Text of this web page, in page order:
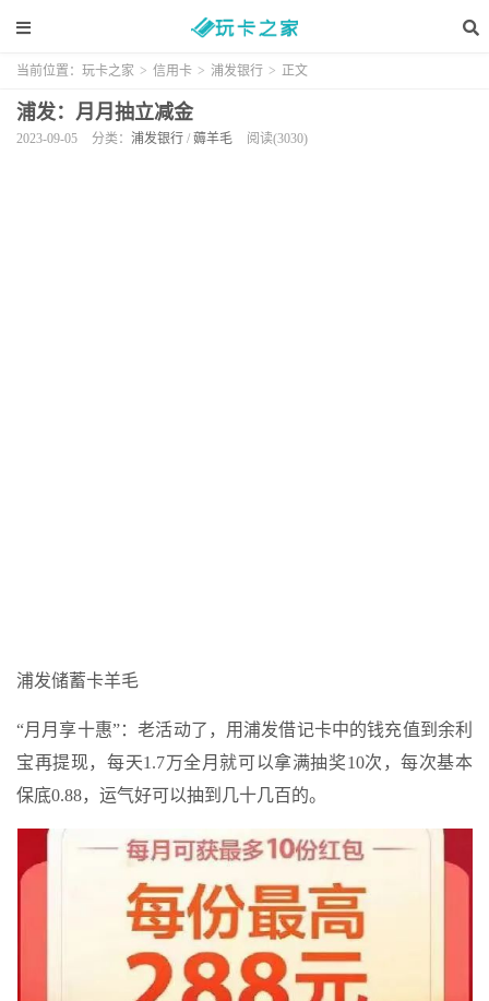
当前位置： 玩卡之家 > 信用卡 > 浦发银行 > 正文
浦发：月月抽立减金
2023-09-05 分类： 浦发银行 / 薅羊毛 阅读(3030)
浦发储蓄卡羊毛
“月月享十惠”：老活动了，用浦发借记卡中的钱充值到余利
宝再提现，每天1.7万全月就可以拿满抽奖10次，每次基本
保底0.88，运气好可以抽到几十几百的。